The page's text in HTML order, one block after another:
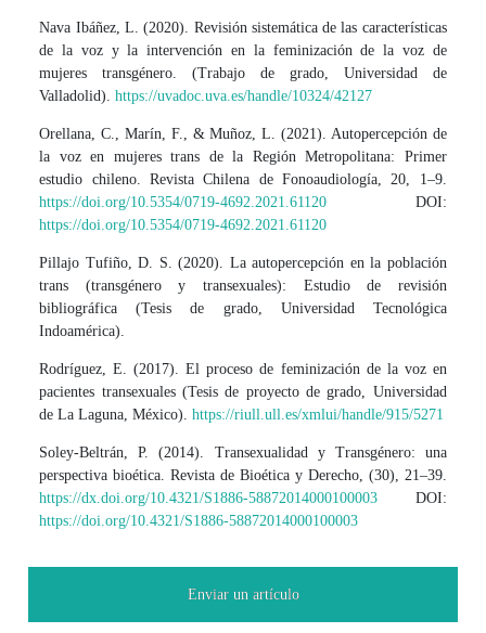
Nava Ibáñez, L. (2020). Revisión sistemática de las características
de la voz y la intervención en la feminización de la voz de
mujeres transgénero. (Trabajo de grado, Universidad de
Valladolid).https://uvadoc.uva.es/handle/10324/42127
Orellana, C., Marín, F., & Muñoz, L. (2021). Autopercepción de
la voz en mujeres trans de la Región Metropolitana: Primer
estudio chileno. Revista Chilena de Fonoaudiología, 20, 1–9.
https://doi.org/10.5354/0719-4692.2021.61120 DOI:
https://doi.org/10.5354/0719-4692.2021.61120
Pillajo Tufiño, D. S. (2020). La autopercepción en la población
trans (transgénero y transexuales): Estudio de revisión
bibliográfica (Tesis de grado, Universidad Tecnológica
Indoamérica).
Rodríguez, E. (2017). El proceso de feminización de la voz en
pacientes transexuales (Tesis de proyecto de grado, Universidad
de La Laguna, México).https://riull.ull.es/xmlui/handle/915/5271
Soley-Beltrán, P. (2014). Transexualidad y Transgénero: una
perspectiva bioética. Revista de Bioética y Derecho, (30), 21–39.
https://dx.doi.org/10.4321/S1886-58872014000100003 DOI:
https://doi.org/10.4321/S1886-58872014000100003
Enviar un artículo